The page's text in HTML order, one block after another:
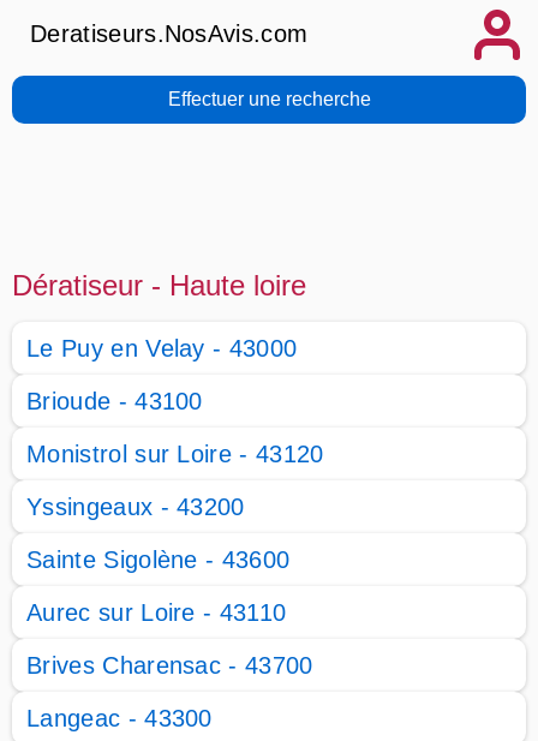
Deratiseurs.NosAvis.com
Effectuer une recherche
Dératiseur - Haute loire
Le Puy en Velay - 43000
Brioude - 43100
Monistrol sur Loire - 43120
Yssingeaux - 43200
Sainte Sigolène - 43600
Aurec sur Loire - 43110
Brives Charensac - 43700
Langeac - 43300